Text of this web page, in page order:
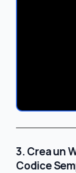
3. Crea un
Codice